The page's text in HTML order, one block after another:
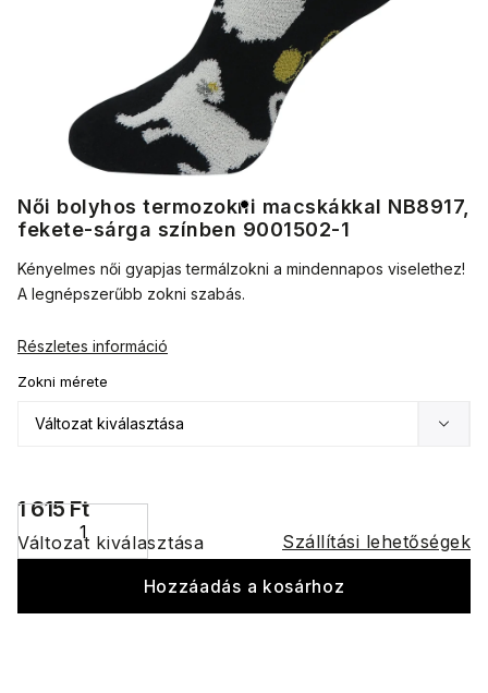
Női bolyhos termozokni macskákkal NB8917,
fekete-sárga színben 9001502-1
1 615 Ft
Változat kiválasztása Szállítási lehetőségek
Zokni mérete
Hozzáadás a kosárhoz
Kényelmes női gyapjas termálzokni a mindennapos viselethez!
A legnépszerűbb zokni szabás.
Részletes információ